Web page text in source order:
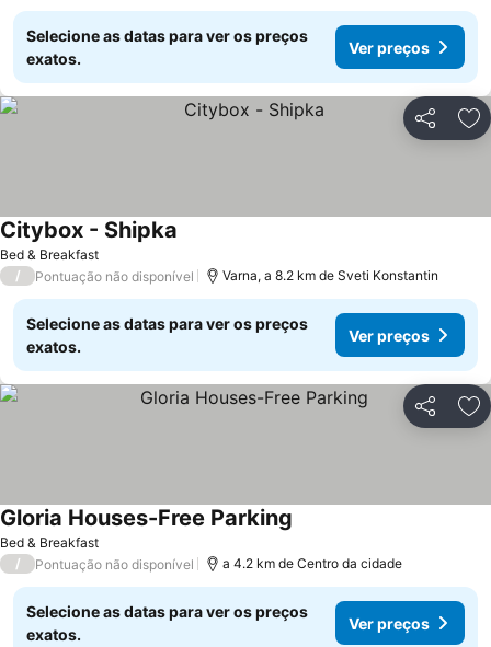
Selecione as datas para ver os preços
exatos.
Ver preços
Partilhar
Bed & Breakfast
Citybox - Shipka
/ Pontuação não disponível Varna, a 8.2 km de Sveti Konstantin
Selecione as datas para ver os preços
exatos.
Ver preços
Partilhar
Bed & Breakfast
Gloria Houses-Free Parking
/ Pontuação não disponível a 4.2 km de Centro da cidade
Selecione as datas para ver os preços
exatos.
Ver preços